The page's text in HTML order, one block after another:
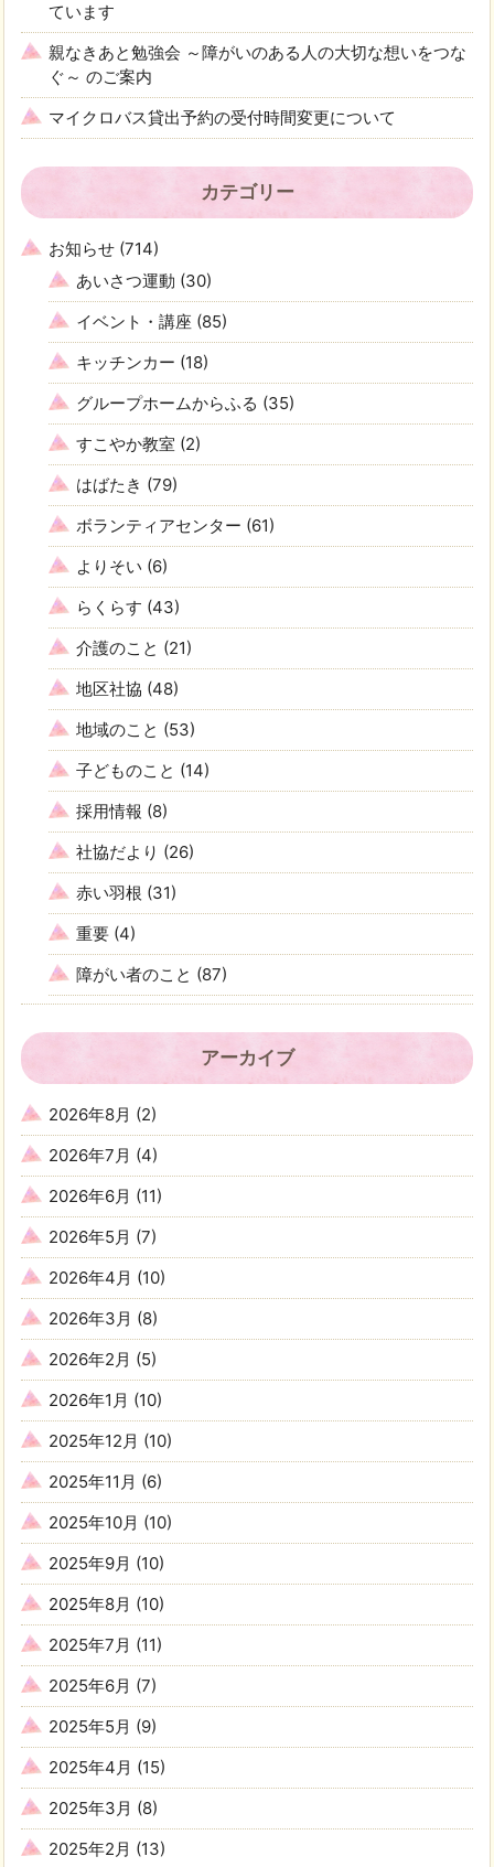
ています
親なきあと勉強会 ～障がいのある人の大切な想いをつな
ぐ～ のご案内
マイクロバス貸出予約の受付時間変更について
カテゴリー
お知らせ (714)
あいさつ運動 (30)
イベント・講座 (85)
キッチンカー (18)
グループホームからふる (35)
すこやか教室 (2)
はばたき (79)
ボランティアセンター (61)
よりそい (6)
らくらす (43)
介護のこと (21)
地区社協 (48)
地域のこと (53)
子どものこと (14)
採用情報 (8)
社協だより (26)
赤い羽根 (31)
重要 (4)
障がい者のこと (87)
アーカイブ
2026年8月 (2)
2026年7月 (4)
2026年6月 (11)
2026年5月 (7)
2026年4月 (10)
2026年3月 (8)
2026年2月 (5)
2026年1月 (10)
2025年12月 (10)
2025年11月 (6)
2025年10月 (10)
2025年9月 (10)
2025年8月 (10)
2025年7月 (11)
2025年6月 (7)
2025年5月 (9)
2025年4月 (15)
2025年3月 (8)
2025年2月 (13)